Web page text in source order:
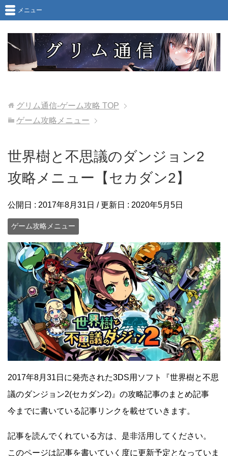
メニュー
グリム通信-ゲーム攻略 TOP
ゲーム攻略メニュー
世界樹と不思議のダンジョン2
攻略メニュー【セカダン2】
公開日 : 2017年8月31日 / 更新日 : 2020年5月5日
ゲーム攻略メニュー
2017年8月31日に発売された3DS用ソフト『世界樹と不思
議のダンジョン2(セカダン2)』の攻略記事のまとめ記事
今までに書いている記事リンクを載せていきます。
記事を読んでくれている方は、是非活用してください。
このページは記事を書いていく度に更新予定となっていま